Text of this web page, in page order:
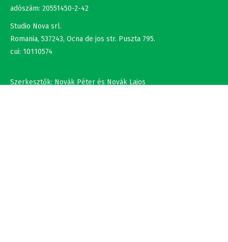
Romania, 537243, Ocna de jos str. Puszta 795.
cui: 10110574
+36302308877 , +40737875931